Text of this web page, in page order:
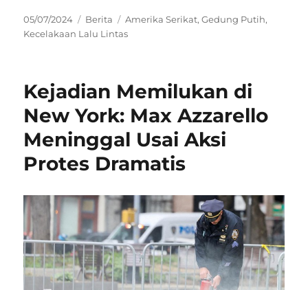
Posted
on
05/07/2024 Categories
Berita Tags
Amerika Serikat,Gedung Putih,
Kecelakaan Lalu Lintas
Kejadian Memilukan di
New York: Max Azzarello
Meninggal Usai Aksi
Protes Dramatis